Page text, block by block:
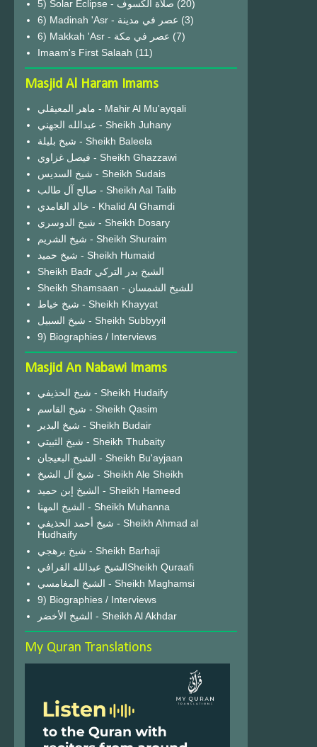
(20)
6) Madinah 'Asr - عصر في مدينة (3)
6) Makkah 'Asr - عصر في مكة (7)
Imaam's First Salaah (11)
Masjid Al Haram Imams
ماهر المعيقلي - Mahir Al Mu'ayqali
عبدالله الجهني - Sheikh Juhany
شيخ بليلة - Sheikh Baleela
فيصل غزاوي - Sheikh Ghazzawi
شيخ السديس - Sheikh Sudais
صالح آل طالب - Sheikh Aal Talib
خالد الغامدي - Khalid Al Ghamdi
شيخ الدوسري - Sheikh Dosary
شيخ الشريم - Sheikh Shuraim
شيخ حميد - Sheikh Humaid
Sheikh Badr الشيخ بدر التركي
Sheikh Shamsaan - للشيخ الشمسان
شيخ خياط - Sheikh Khayyat
شيخ السبيل - Sheikh Subbyyil
9) Biographies / Interviews
Masjid An Nabawi Imams
شيخ الحذيفي - Sheikh Hudaify
شيخ القاسم - Sheikh Qasim
شيخ البدير - Sheikh Budair
شيخ الثبيتي - Sheikh Thubaity
الشيخ البعيجان - Sheikh Bu'ayjaan
شيخ آل الشيخ - Sheikh Ale Sheikh
الشيخ إبن حميد - Sheikh Hameed
الشيخ المهنا - Sheikh Muhanna
شيخ أحمد الحذيفي - Sheikh Ahmad al
Hudhaify
شيخ برهجي - Sheikh Barhaji
الشيخ عبدالله القرافيSheikh Quraafi
الشيخ المغامسي - Sheikh Maghamsi
9) Biographies / Interviews
الشيخ الأخضر - Sheikh Al Akhdar
My Quran Translations